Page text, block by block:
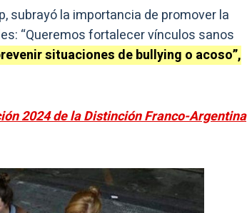
subrayó la importancia de promover la
“Queremos fortalecer vínculos sanos
situaciones de bullying o acoso”,
2024 de la Distinción Franco-Argentina